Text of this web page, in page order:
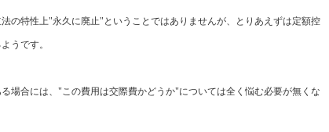
の特性上"永久に廃止"ということではありませんが、とりあえずは定額控
うです。
場合には、"この費用は交際費かどうか"については全く悩む必要が無くな